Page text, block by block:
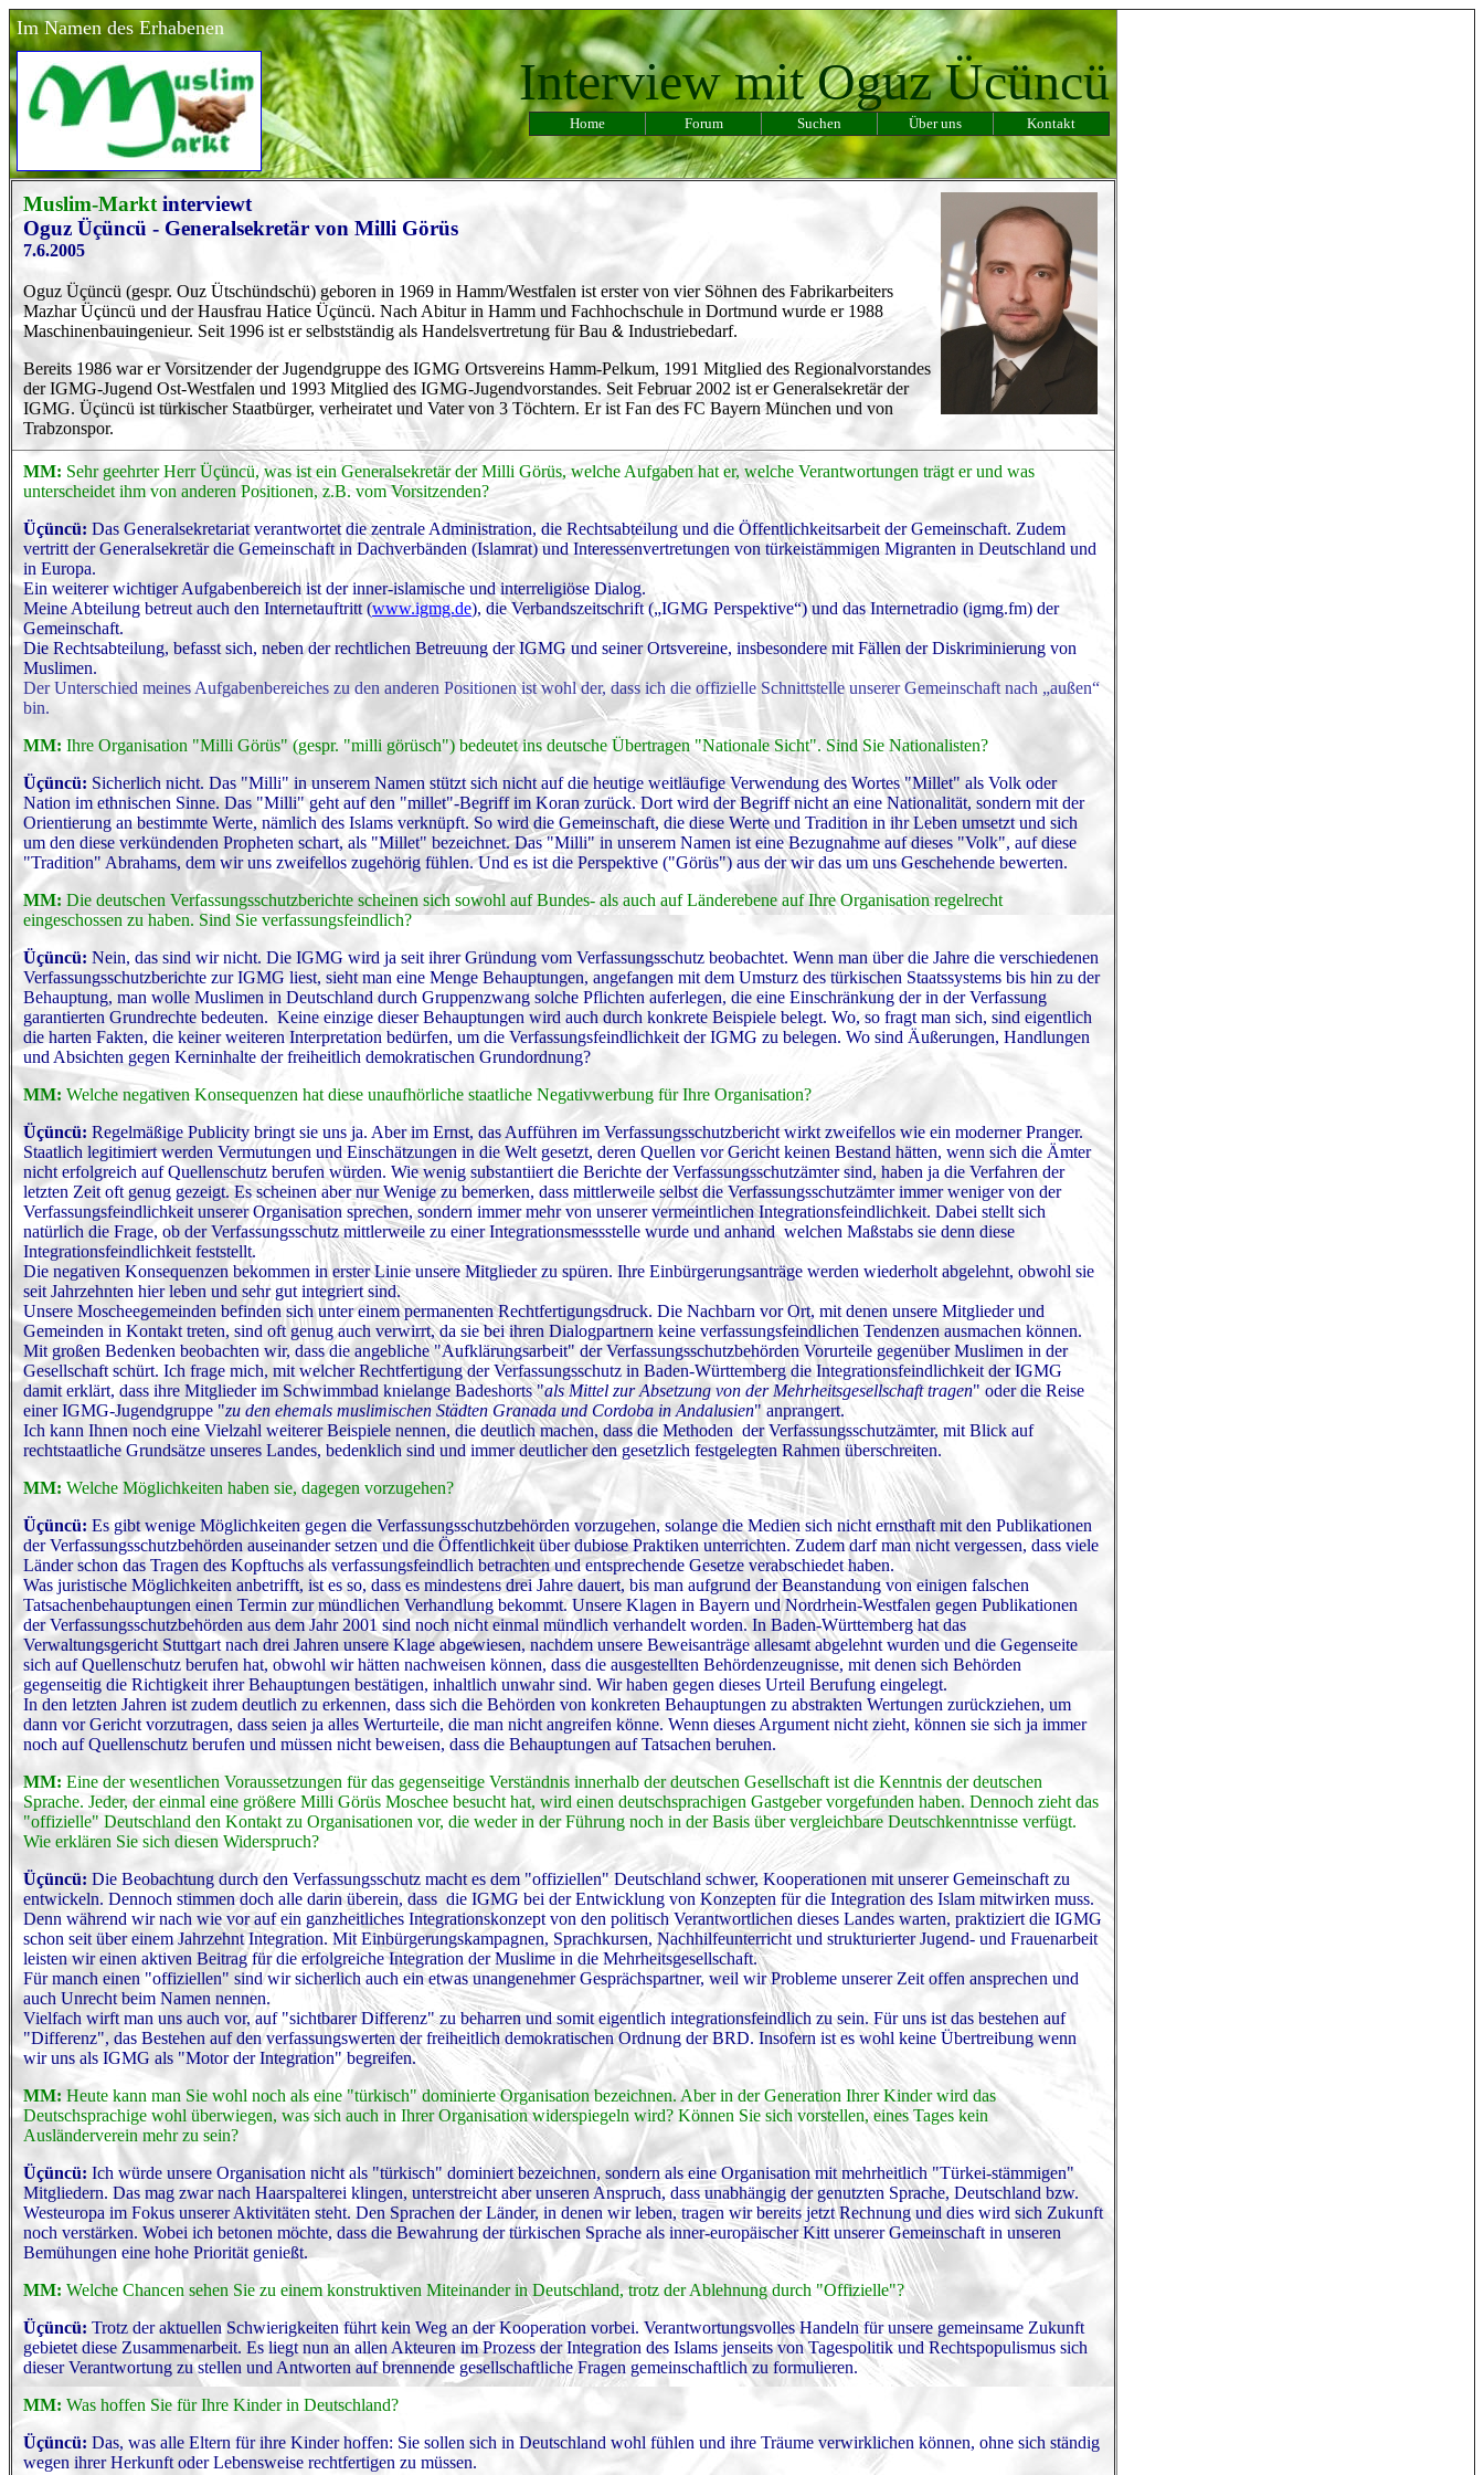
Im Namen des Erhabenen
Interview mit Oguz Ücüncü
Home Forum Suchen Über uns Kontakt
Muslim-Markt interviewt
Oguz Üçüncü - Generalsekretär von Milli Görüs
7.6.2005
Oguz Üçüncü (gespr. Ouz Ütschündschü) geboren in 1969 in Hamm/Westfalen ist erster von vier Söhnen des Fabrikarbeiters
Mazhar Üçüncü und der Hausfrau Hatice Üçüncü. Nach Abitur in Hamm und Fachhochschule in Dortmund wurde er 1988
Maschinenbauingenieur. Seit 1996 ist er selbstständig als Handelsvertretung für Bau & Industriebedarf.
Bereits 1986 war er Vorsitzender der Jugendgruppe des IGMG Ortsvereins Hamm-Pelkum, 1991 Mitglied des Regionalvorstandes
der IGMG-Jugend Ost-Westfalen und 1993 Mitglied des IGMG-Jugendvorstandes. Seit Februar 2002 ist er Generalsekretär der
IGMG. Üçüncü ist türkischer Staatbürger, verheiratet und Vater von 3 Töchtern. Er ist Fan des FC Bayern München und von
Trabzonspor.
MM: Sehr geehrter Herr Üçüncü, was ist ein Generalsekretär der Milli Görüs, welche Aufgaben hat er, welche Verantwortungen trägt er und was
unterscheidet ihm von anderen Positionen, z.B. vom Vorsitzenden?
Üçüncü: Das Generalsekretariat verantwortet die zentrale Administration, die Rechtsabteilung und die Öffentlichkeitsarbeit der Gemeinschaft. Zudem
vertritt der Generalsekretär die Gemeinschaft in Dachverbänden (Islamrat) und Interessenvertretungen von türkeistämmigen Migranten in Deutschland und
in Europa.
Ein weiterer wichtiger Aufgabenbereich ist der inner-islamische und interreligiöse Dialog.
Meine Abteilung betreut auch den Internetauftritt (www.igmg.de), die Verbandszeitschrift („IGMG Perspektive“) und das Internetradio (igmg.fm) der
Gemeinschaft.
Die Rechtsabteilung, befasst sich, neben der rechtlichen Betreuung der IGMG und seiner Ortsvereine, insbesondere mit Fällen der Diskriminierung von
Muslimen.
Der Unterschied meines Aufgabenbereiches zu den anderen Positionen ist wohl der, dass ich die offizielle Schnittstelle unserer Gemeinschaft nach „außen“
bin.
MM: Ihre Organisation "Milli Görüs" (gespr. "milli görüsch") bedeutet ins deutsche Übertragen "Nationale Sicht". Sind Sie Nationalisten?
Üçüncü: Sicherlich nicht. Das "Milli" in unserem Namen stützt sich nicht auf die heutige weitläufige Verwendung des Wortes "Millet" als Volk oder
Nation im ethnischen Sinne. Das "Milli" geht auf den "millet"-Begriff im Koran zurück. Dort wird der Begriff nicht an eine Nationalität, sondern mit der
Orientierung an bestimmte Werte, nämlich des Islams verknüpft. So wird die Gemeinschaft, die diese Werte und Tradition in ihr Leben umsetzt und sich
um den diese verkündenden Propheten schart, als "Millet" bezeichnet. Das "Milli" in unserem Namen ist eine Bezugnahme auf dieses "Volk", auf diese
"Tradition" Abrahams, dem wir uns zweifellos zugehörig fühlen. Und es ist die Perspektive ("Görüs") aus der wir das um uns Geschehende bewerten.
MM: Die deutschen Verfassungsschutzberichte scheinen sich sowohl auf Bundes- als auch auf Länderebene auf Ihre Organisation regelrecht
eingeschossen zu haben. Sind Sie verfassungsfeindlich?
Üçüncü: Nein, das sind wir nicht. Die IGMG wird ja seit ihrer Gründung vom Verfassungsschutz beobachtet. Wenn man über die Jahre die verschiedenen
Verfassungsschutzberichte zur IGMG liest, sieht man eine Menge Behauptungen, angefangen mit dem Umsturz des türkischen Staatssystems bis hin zu der
Behauptung, man wolle Muslimen in Deutschland durch Gruppenzwang solche Pflichten auferlegen, die eine Einschränkung der in der Verfassung
garantierten Grundrechte bedeuten. Keine einzige dieser Behauptungen wird auch durch konkrete Beispiele belegt. Wo, so fragt man sich, sind eigentlich
die harten Fakten, die keiner weiteren Interpretation bedürfen, um die Verfassungsfeindlichkeit der IGMG zu belegen. Wo sind Äußerungen, Handlungen
und Absichten gegen Kerninhalte der freiheitlich demokratischen Grundordnung?
MM: Welche negativen Konsequenzen hat diese unaufhörliche staatliche Negativwerbung für Ihre Organisation?
Üçüncü: Regelmäßige Publicity bringt sie uns ja. Aber im Ernst, das Aufführen im Verfassungsschutzbericht wirkt zweifellos wie ein moderner Pranger.
Staatlich legitimiert werden Vermutungen und Einschätzungen in die Welt gesetzt, deren Quellen vor Gericht keinen Bestand hätten, wenn sich die Ämter
nicht erfolgreich auf Quellenschutz berufen würden. Wie wenig substantiiert die Berichte der Verfassungsschutzämter sind, haben ja die Verfahren der
letzten Zeit oft genug gezeigt. Es scheinen aber nur Wenige zu bemerken, dass mittlerweile selbst die Verfassungsschutzämter immer weniger von der
Verfassungsfeindlichkeit unserer Organisation sprechen, sondern immer mehr von unserer vermeintlichen Integrationsfeindlichkeit. Dabei stellt sich
natürlich die Frage, ob der Verfassungsschutz mittlerweile zu einer Integrationsmessstelle wurde und anhand welchen Maßstabs sie denn diese
Integrationsfeindlichkeit feststellt.
Die negativen Konsequenzen bekommen in erster Linie unsere Mitglieder zu spüren. Ihre Einbürgerungsanträge werden wiederholt abgelehnt, obwohl sie
seit Jahrzehnten hier leben und sehr gut integriert sind.
Unsere Moscheegemeinden befinden sich unter einem permanenten Rechtfertigungsdruck. Die Nachbarn vor Ort, mit denen unsere Mitglieder und
Gemeinden in Kontakt treten, sind oft genug auch verwirrt, da sie bei ihren Dialogpartnern keine verfassungsfeindlichen Tendenzen ausmachen können.
Mit großen Bedenken beobachten wir, dass die angebliche "Aufklärungsarbeit" der Verfassungsschutzbehörden Vorurteile gegenüber Muslimen in der
Gesellschaft schürt. Ich frage mich, mit welcher Rechtfertigung der Verfassungsschutz in Baden-Württemberg die Integrationsfeindlichkeit der IGMG
damit erklärt, dass ihre Mitglieder im Schwimmbad knielange Badeshorts "als Mittel zur Absetzung von der Mehrheitsgesellschaft tragen" oder die Reise
einer IGMG-Jugendgruppe "zu den ehemals muslimischen Städten Granada und Cordoba in Andalusien" anprangert.
Ich kann Ihnen noch eine Vielzahl weiterer Beispiele nennen, die deutlich machen, dass die Methoden der Verfassungsschutzämter, mit Blick auf
rechtstaatliche Grundsätze unseres Landes, bedenklich sind und immer deutlicher den gesetzlich festgelegten Rahmen überschreiten.
MM: Welche Möglichkeiten haben sie, dagegen vorzugehen?
Üçüncü: Es gibt wenige Möglichkeiten gegen die Verfassungsschutzbehörden vorzugehen, solange die Medien sich nicht ernsthaft mit den Publikationen
der Verfassungsschutzbehörden auseinander setzen und die Öffentlichkeit über dubiose Praktiken unterrichten. Zudem darf man nicht vergessen, dass viele
Länder schon das Tragen des Kopftuchs als verfassungsfeindlich betrachten und entsprechende Gesetze verabschiedet haben.
Was juristische Möglichkeiten anbetrifft, ist es so, dass es mindestens drei Jahre dauert, bis man aufgrund der Beanstandung von einigen falschen
Tatsachenbehauptungen einen Termin zur mündlichen Verhandlung bekommt. Unsere Klagen in Bayern und Nordrhein-Westfalen gegen Publikationen
der Verfassungsschutzbehörden aus dem Jahr 2001 sind noch nicht einmal mündlich verhandelt worden. In Baden-Württemberg hat das
Verwaltungsgericht Stuttgart nach drei Jahren unsere Klage abgewiesen, nachdem unsere Beweisanträge allesamt abgelehnt wurden und die Gegenseite
sich auf Quellenschutz berufen hat, obwohl wir hätten nachweisen können, dass die ausgestellten Behördenzeugnisse, mit denen sich Behörden
gegenseitig die Richtigkeit ihrer Behauptungen bestätigen, inhaltlich unwahr sind. Wir haben gegen dieses Urteil Berufung eingelegt.
In den letzten Jahren ist zudem deutlich zu erkennen, dass sich die Behörden von konkreten Behauptungen zu abstrakten Wertungen zurückziehen, um
dann vor Gericht vorzutragen, dass seien ja alles Werturteile, die man nicht angreifen könne. Wenn dieses Argument nicht zieht, können sie sich ja immer
noch auf Quellenschutz berufen und müssen nicht beweisen, dass die Behauptungen auf Tatsachen beruhen.
MM: Eine der wesentlichen Voraussetzungen für das gegenseitige Verständnis innerhalb der deutschen Gesellschaft ist die Kenntnis der deutschen
Sprache. Jeder, der einmal eine größere Milli Görüs Moschee besucht hat, wird einen deutschsprachigen Gastgeber vorgefunden haben. Dennoch zieht das
"offizielle" Deutschland den Kontakt zu Organisationen vor, die weder in der Führung noch in der Basis über vergleichbare Deutschkenntnisse verfügt.
Wie erklären Sie sich diesen Widerspruch?
Üçüncü: Die Beobachtung durch den Verfassungsschutz macht es dem "offiziellen" Deutschland schwer, Kooperationen mit unserer Gemeinschaft zu
entwickeln. Dennoch stimmen doch alle darin überein, dass die IGMG bei der Entwicklung von Konzepten für die Integration des Islam mitwirken muss.
Denn während wir nach wie vor auf ein ganzheitliches Integrationskonzept von den politisch Verantwortlichen dieses Landes warten, praktiziert die IGMG
schon seit über einem Jahrzehnt Integration. Mit Einbürgerungskampagnen, Sprachkursen, Nachhilfeunterricht und strukturierter Jugend- und Frauenarbeit
leisten wir einen aktiven Beitrag für die erfolgreiche Integration der Muslime in die Mehrheitsgesellschaft.
Für manch einen "offiziellen" sind wir sicherlich auch ein etwas unangenehmer Gesprächspartner, weil wir Probleme unserer Zeit offen ansprechen und
auch Unrecht beim Namen nennen.
Vielfach wirft man uns auch vor, auf "sichtbarer Differenz" zu beharren und somit eigentlich integrationsfeindlich zu sein. Für uns ist das bestehen auf
"Differenz", das Bestehen auf den verfassungswerten der freiheitlich demokratischen Ordnung der BRD. Insofern ist es wohl keine Übertreibung wenn
wir uns als IGMG als "Motor der Integration" begreifen.
MM: Heute kann man Sie wohl noch als eine "türkisch" dominierte Organisation bezeichnen. Aber in der Generation Ihrer Kinder wird das
Deutschsprachige wohl überwiegen, was sich auch in Ihrer Organisation widerspiegeln wird? Können Sie sich vorstellen, eines Tages kein
Ausländerverein mehr zu sein?
Üçüncü: Ich würde unsere Organisation nicht als "türkisch" dominiert bezeichnen, sondern als eine Organisation mit mehrheitlich "Türkei-stämmigen"
Mitgliedern. Das mag zwar nach Haarspalterei klingen, unterstreicht aber unseren Anspruch, dass unabhängig der genutzten Sprache, Deutschland bzw.
Westeuropa im Fokus unserer Aktivitäten steht. Den Sprachen der Länder, in denen wir leben, tragen wir bereits jetzt Rechnung und dies wird sich Zukunft
noch verstärken. Wobei ich betonen möchte, dass die Bewahrung der türkischen Sprache als inner-europäischer Kitt unserer Gemeinschaft in unseren
Bemühungen eine hohe Priorität genießt.
MM: Welche Chancen sehen Sie zu einem konstruktiven Miteinander in Deutschland, trotz der Ablehnung durch "Offizielle"?
Üçüncü: Trotz der aktuellen Schwierigkeiten führt kein Weg an der Kooperation vorbei. Verantwortungsvolles Handeln für unsere gemeinsame Zukunft
gebietet diese Zusammenarbeit. Es liegt nun an allen Akteuren im Prozess der Integration des Islams jenseits von Tagespolitik und Rechtspopulismus sich
dieser Verantwortung zu stellen und Antworten auf brennende gesellschaftliche Fragen gemeinschaftlich zu formulieren.
MM: Was hoffen Sie für Ihre Kinder in Deutschland?
Üçüncü: Das, was alle Eltern für ihre Kinder hoffen: Sie sollen sich in Deutschland wohl fühlen und ihre Träume verwirklichen können, ohne sich ständig
wegen ihrer Herkunft oder Lebensweise rechtfertigen zu müssen.